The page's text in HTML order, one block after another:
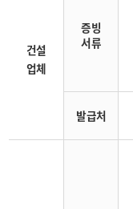
건설
업체
증빙
서류
발급처